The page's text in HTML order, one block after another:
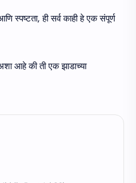
स्पष्टता, ही सर्व काही हे एक संपूर्ण
आहे की ती एक झाडाच्या